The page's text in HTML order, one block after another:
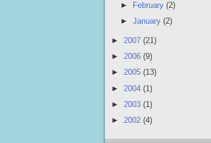
►
February (2)
► January (2)
► 2007 (21)
► 2006 (9)
► 2005 (13)
► 2004 (1)
► 2003 (1)
► 2002 (4)